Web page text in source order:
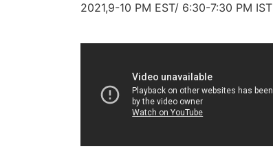
2021,9-10 PM EST/ 6:30-7:30 PM IST